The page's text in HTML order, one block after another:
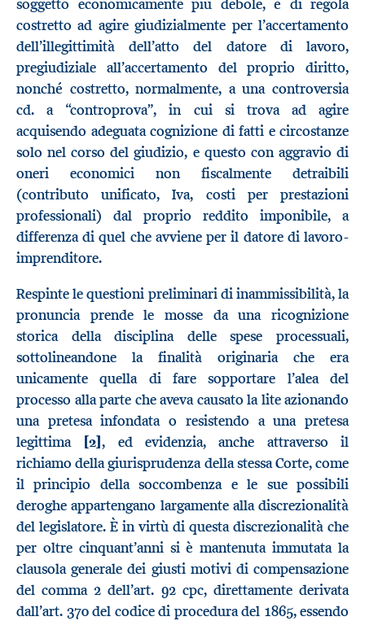
soggetto economicamente più debole, è di regola
costretto ad agire giudizialmente per l’accertamento
dell’illegittimità dell’atto del datore di lavoro,
pregiudiziale all’accertamento del proprio diritto,
nonché costretto, normalmente, a una controversia
cd. a “controprova”, in cui si trova ad agire
acquisendo adeguata cognizione di fatti e circostanze
solo nel corso del giudizio, e questo con aggravio di
oneri economici non fiscalmente detraibili
(contributo unificato, Iva, costi per prestazioni
professionali) dal proprio reddito imponibile, a
differenza di quel che avviene per il datore di lavoro-
imprenditore.
Respinte le questioni preliminari di inammissibilità, la
pronuncia prende le mosse da una ricognizione
storica della disciplina delle spese processuali,
sottolineandone la finalità originaria che era
unicamente quella di fare sopportare l’alea del
processo alla parte che aveva causato la lite azionando
una pretesa infondata o resistendo a una pretesa
legittima [2], ed evidenzia, anche attraverso il
richiamo della giurisprudenza della stessa Corte, come
il principio della soccombenza e le sue possibili
deroghe appartengano largamente alla discrezionalità
del legislatore. È in virtù di questa discrezionalità che
per oltre cinquant’anni si è mantenuta immutata la
clausola generale dei giusti motivi di compensazione
del comma 2 dell’art. 92 cpc, direttamente derivata
dall’art. 370 del codice di procedura del 1865, essendo